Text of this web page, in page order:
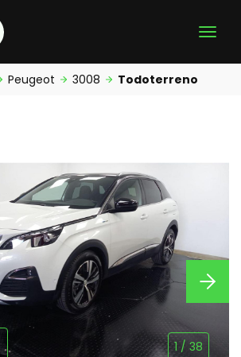
Peugeot 3008 Todoterreno
1/ 38